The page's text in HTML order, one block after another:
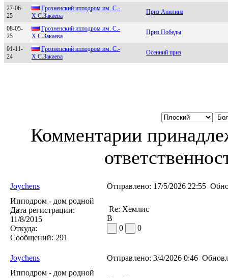
27-06-
25
Гpознeнский ипподpом им. С.-
Х.С.Закаeва
Приз Анилина
08-05-
25
Гpoзненcкий иппoдpoм им. C.-
X.C.Зaкaевa
Приз Победы
01-11-
24
Гpoзненский иппoдpoм им. С.-
Х.С.Закаева
Осенний приз
Комментарии
Joychens Отправлено: 17/5/2026 22:55
Ипподром - дом родной
Дата регистрации:
11/8/2015
Откуда:
Сообщений: 291
Re: Хемлис
В
0
0
Joychens Отправлено: 3/4/2026 0:46
Ипподром - дом родной